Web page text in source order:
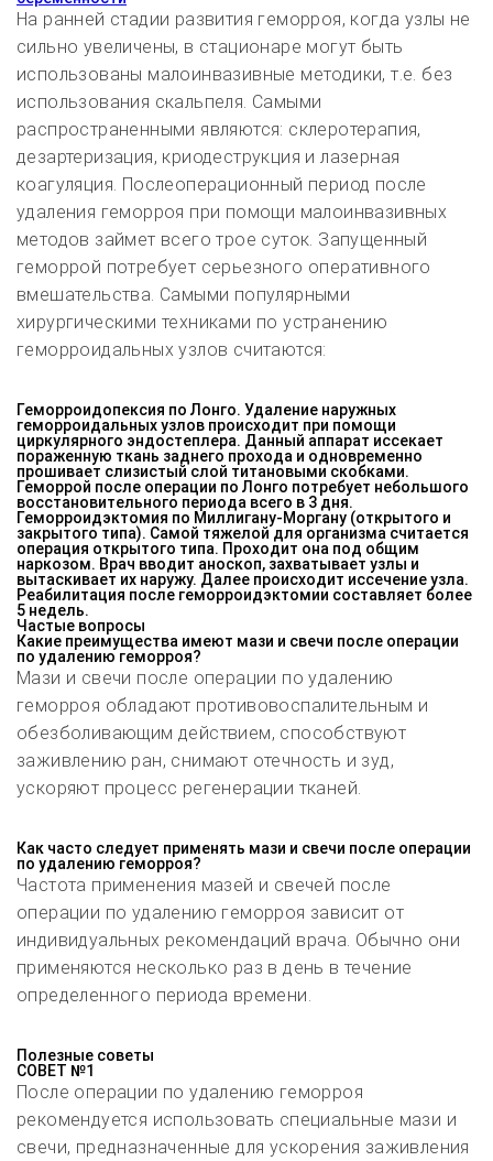
На ранней стадии развития геморроя, когда узлы не
сильно увеличены, в стационаре могут быть
использованы малоинвазивные методики, т.е. без
использования скальпеля. Самыми
распространенными являются: склеротерапия,
дезартеризация, криодеструкция и лазерная
коагуляция. Послеоперационный период после
удаления геморроя при помощи малоинвазивных
методов займет всего трое суток. Запущенный
геморрой потребует серьезного оперативного
вмешательства. Самыми популярными
хирургическими техниками по устранению
геморроидальных узлов считаются:
Геморроидопексия по Лонго. Удаление наружных
геморроидальных узлов происходит при помощи
циркулярного эндостеплера. Данный аппарат иссекает
пораженную ткань заднего прохода и одновременно
прошивает слизистый слой титановыми скобками.
Геморрой после операции по Лонго потребует небольшого
восстановительного периода всего в 3 дня.
Геморроидэктомия по Миллигану-Моргану (открытого и
закрытого типа). Самой тяжелой для организма считается
операция открытого типа. Проходит она под общим
наркозом. Врач вводит аноскоп, захватывает узлы и
вытаскивает их наружу. Далее происходит иссечение узла.
Реабилитация после геморроидэктомии составляет более
5 недель.
Частые вопросы
Какие преимущества имеют мази и свечи после операции
по удалению геморроя?
Мази и свечи после операции по удалению
геморроя обладают противовоспалительным и
обезболивающим действием, способствуют
заживлению ран, снимают отечность и зуд,
ускоряют процесс регенерации тканей.
Как часто следует применять мази и свечи после операции
по удалению геморроя?
Частота применения мазей и свечей после
операции по удалению геморроя зависит от
индивидуальных рекомендаций врача. Обычно они
применяются несколько раз в день в течение
определенного периода времени.
Полезные советы
СОВЕТ №1
После операции по удалению геморроя
рекомендуется использовать специальные мази и
свечи, предназначенные для ускорения заживления